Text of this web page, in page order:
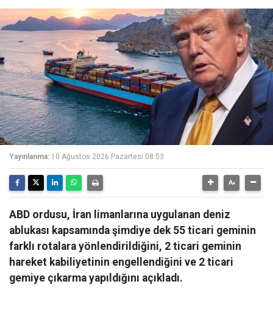
Yayınlanma: 10 Ağustos 2026 Pazartesi 08:53
ABD ordusu, İran limanlarına uygulanan deniz
ablukası kapsamında şimdiye dek 55 ticari geminin
farklı rotalara yönlendirildiğini, 2 ticari geminin
hareket kabiliyetinin engellendiğini ve 2 ticari
gemiye çıkarma yapıldığını açıkladı.